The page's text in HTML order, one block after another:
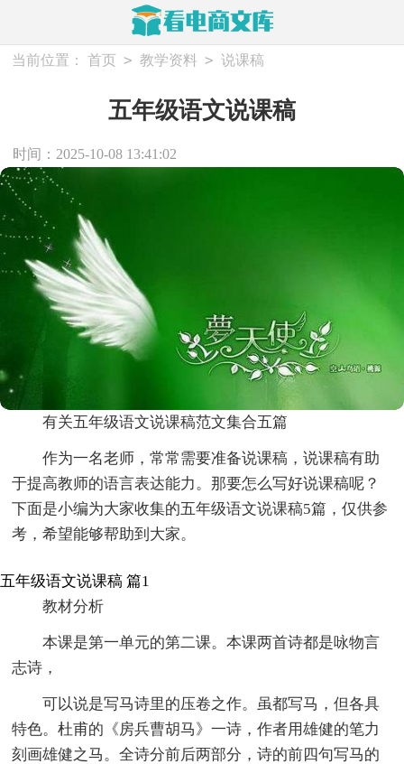
当前位置： 首页 > 教学资料 > 说课稿
五年级语文说课稿
时间：2025-10-08 13:41:02
有关五年级语文说课稿范文集合五篇
作为一名老师，常常需要准备说课稿，说课稿有助
于提高教师的语言表达能力。那要怎么写好说课稿呢？
下面是小编为大家收集的五年级语文说课稿5篇，仅供参
考，希望能够帮助到大家。
五年级语文说课稿 篇1
教材分析
本课是第一单元的第二课。本课两首诗都是咏物言
志诗，
可以说是写马诗里的压卷之作。虽都写马，但各具
特色。杜甫的《房兵曹胡马》一诗，作者用雄健的笔力
刻画雄健之马。全诗分前后两部分，诗的前四句写马的